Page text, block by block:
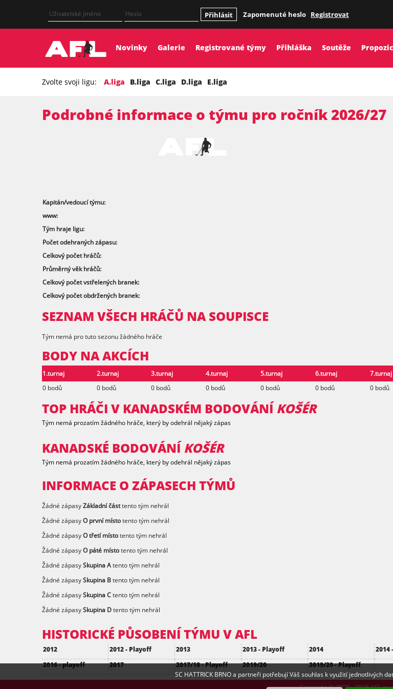
SC HATTRICK BRNO a partneři potřebují Váš souhlas k využití jednotlivých
Přihlásit Zapomenuté heslo Registrovat
Novinky Galerie Registrované týmy Přihláška Soutěže
Zvolte svoji ligu: A.liga B.liga C.liga D.liga E.liga
Podrobné informace o týmu pro ročník 2026/27
Kapitán/vedoucí týmu:
www:
Tým hraje ligu:
Počet odehraných zápasu:
Celkový počet hráčů:
Průměrný věk hráčů:
Celkový počet vstřelených branek:
Celkový počet obdržených branek:
SEZNAM VŠECH HRÁČŮ NA SOUPISCE
Tým nemá pro tuto sezonu žádného hráče
BODY NA AKCÍCH
1.turnaj 2.turnaj 3.turnaj 4.turnaj 5.turnaj 6.turnaj 7.turnaj
0 bodů
0 bodů 0 bodů 0 bodů 0 bodů 0 bodů 0 bodů
TOP HRÁČI V KANADSKÉM BODOVÁNÍ KOŠÉR
Tým nemá prozatím žádného hráče, který by odehrál nějaký zápas
KANADSKÉ BODOVÁNÍ KOŠÉR
Tým nemá prozatím žádného hráče, který by odehrál nějaký zápas
INFORMACE O ZÁPASECH TÝMŮ
Žádné zápasyZákladní částtento tým nehrál
Žádné zápasyO první místotento tým nehrál
Žádné zápasyO třetí místotento tým nehrál
Žádné zápasyO páté místotento tým nehrál
Žádné zápasySkupina Atento tým nehrál
Žádné zápasySkupina Btento tým nehrál
Žádné zápasySkupina Ctento tým nehrál
Žádné zápasySkupina Dtento tým nehrál
HISTORICKÉ PŮSOBENÍ TÝMU V AFL
2012 2012 - Playoff 2013 2013 - Playoff 2014 2014
2016 - playoff
2017 2017/18 - Playoff 2019/20 2019/20 - Playoff
Copyright © 2009 - 2026 AFL.cz